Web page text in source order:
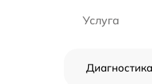
Услуга